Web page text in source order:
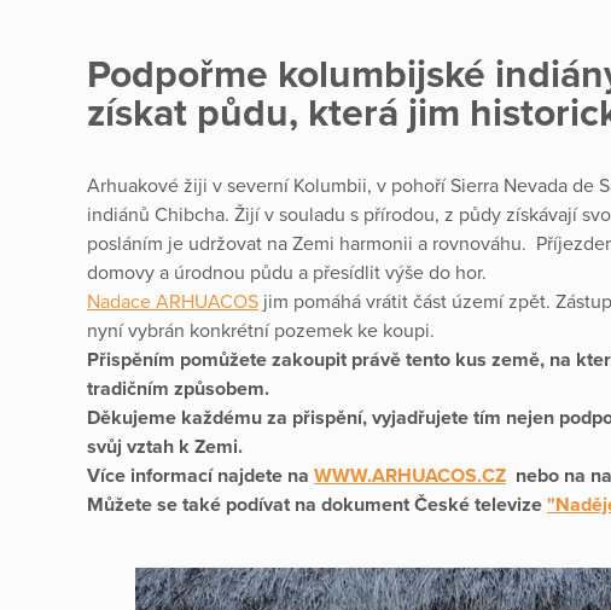
Podpořme kolumbijské
získat půdu, která jim
Arhuakové žiji v severní Kolumbii, v pohoří Sierra Nevada de
indiánů Chibcha. Žijí v souladu s přírodou, z půdy získávají
posláním je udržovat na Zemi harmonii a rovnováhu.
domovy a úrodnou půdu a přesídlit výše do hor.
Nadace ARHUACOS jim pomáhá vrátit část území zpět.
nyní vybrán konkrétní pozemek ke koupi.
Přispěním pomůžete zakoupit právě tento kus země, na
tradičním způsobem.
Děkujeme každému za přispění, vyjadřujete tím nejen
svůj vztah k Zemi.
Více informací najdete na WWW.ARHUACOS.CZ nebo na
Můžete se také podívat na dokument České televize